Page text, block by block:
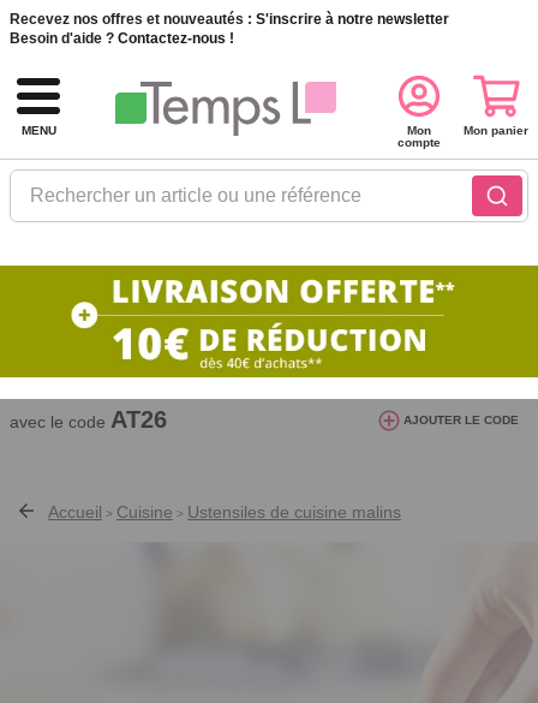
Recevez nos offres et nouveautés : S'inscrire à notre newsletter
Besoin d'aide ? Contactez-nous !
MENU
Rechercher un article ou une référence
Mon
compte
Mon panier
10€ de réduction dès 40€ d'achat. Offre
valable du 03/08/2026 au 12/08/2026.
avec le code AT26 AJOUTER LE CODE
Accueil > Cuisine > Ustensiles de cuisine malins